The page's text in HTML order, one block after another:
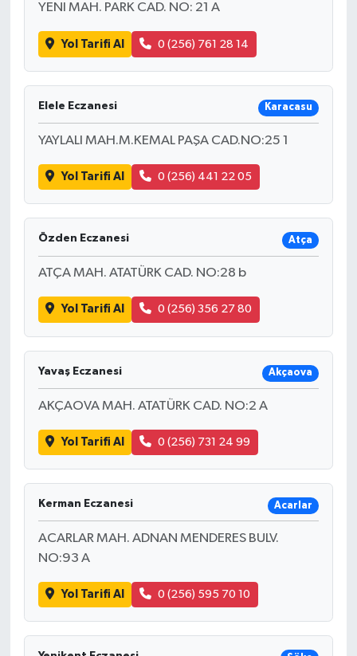
YENI MAH. PARK CAD. NO: 21 A
Yol Tarifi Al 0 (256) 761 28 14
Elele Eczanesi Karacasu
YAYLALI MAH.M.KEMAL PAŞA CAD.NO:25 1
Yol Tarifi Al 0 (256) 441 22 05
Özden Eczanesi Atça
ATÇA MAH. ATATÜRK CAD. NO:28 b
Yol Tarifi Al 0 (256) 356 27 80
Yavaş Eczanesi Akçaova
AKÇAOVA MAH. ATATÜRK CAD. NO:2 A
Yol Tarifi Al 0 (256) 731 24 99
Kerman Eczanesi Acarlar
ACARLAR MAH. ADNAN MENDERES BULV.
NO:93 A
Yol Tarifi Al 0 (256) 595 70 10